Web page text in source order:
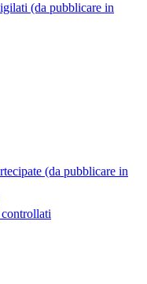
(da pubblicare in
(da pubblicare in